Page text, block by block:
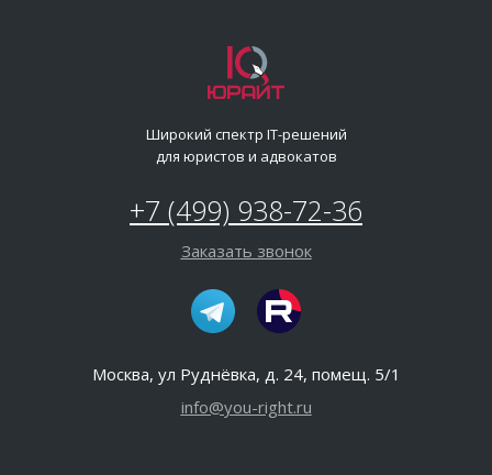
+7 (499) 938-72-36
Москва, ул Руднёвка, д. 24, помещ. 5/1
info@you-right.ru
Широкий спектр IT-решений
для юристов и адвокатов
Заказать звонок